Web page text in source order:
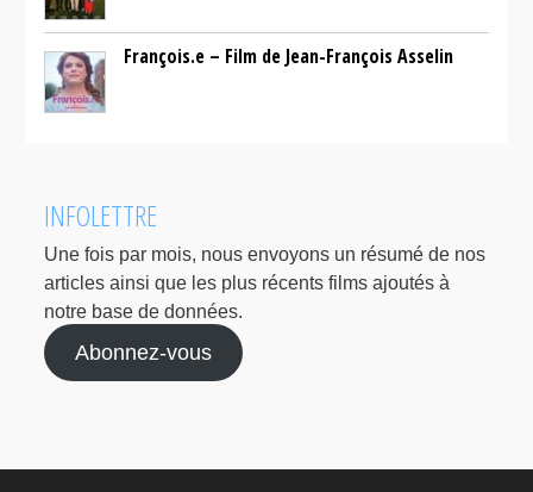
François.e – Film de Jean-François Asselin
INFOLETTRE
Une fois par mois, nous envoyons un résumé de nos
articles ainsi que les plus récents films ajoutés à
notre base de données.
Abonnez-vous